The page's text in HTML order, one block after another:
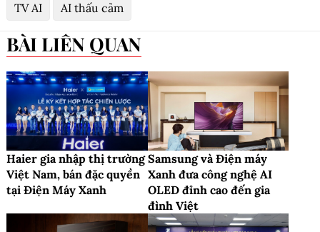
TV AI AI thấu cảm
BÀI LIÊN QUAN
Haier gia nhập thị trường
Việt Nam, bán đặc quyền
tại Điện Máy Xanh
Samsung và Điện máy
Xanh đưa công nghệ AI
OLED đỉnh cao đến gia
đình Việt